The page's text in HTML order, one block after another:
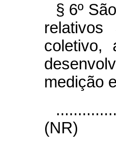
§ 6º
coletivo,
medição
(NR)